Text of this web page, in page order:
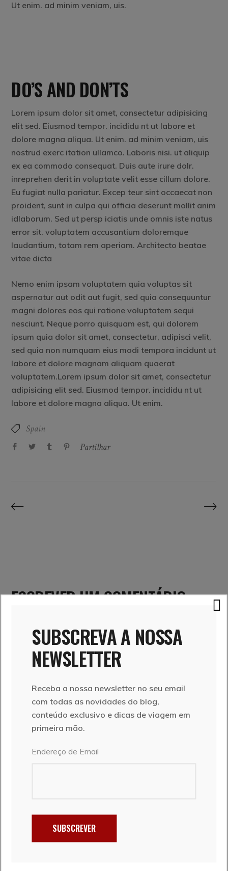
Ut enim. ad minim veniam, uis.
DO’S AND DON’TS
Lorem ipsum dolor sit amet, consectetur adipisicing
elit sed. Eiusmod tempor. incididu nt ut labore et
dolore magna aliqua. Ut enim. ad minim veniam, uis
nostrud exerc itation ullamco. Laboris nisi. ut aliquip
ex ea commodo consequat. Duis aute irure dolr.
inreprehen derit in voluptate velit esse cillum dolore.
Eu fugiat nulla pariatur. Excep teur sint occaecat non
proident, sunt in culpa qui officia deserunt mollit anim
idlaborum. Sed ut persp iciatis unde omnis iste natus
error sit. voluptatem accusantium doloremque
laudantium, totam rem aperiam. Architecto beatae
vitae dicta
Nemo enim ipsam voluptatem quia voluptas sit
aspernatur aut odit aut fugit, sed quia consequuntur
magni dolores eos qui ratione voluptatem sequi
nesciunt. Neque porro quisquam est, qui dolorem
ipsum quia dolor sit amet, consectetur, adipisci velit,
sed quia non numquam eius modi tempora incidunt ut
labore et dolore magnam aliquam quaerat
voluptatem.Lorem ipsum dolor sit amet, consectetur
adipisicing elit sed. Eiusmod tempor. incididu nt ut
labore et dolore magna aliqua. Ut enim.
Spain
Partilhar
ESCREVER UM COMENTÁRIO
SUBSCREVA A NOSSA
NEWSLETTER
Receba a nossa newsletter no seu email
com todas as novidades do blog,
conteúdo exclusivo e dicas de viagem em
primeira mão.
Endereço de Email
SUBSCREVER